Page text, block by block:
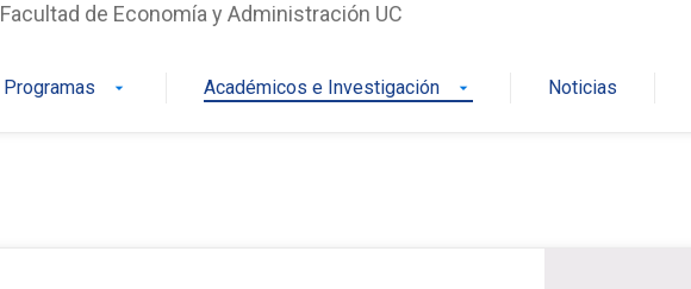
Facultad de Economía y Administración UC
Programas arrow_drop_down Académicos e Investigación arrow_drop_down Noticias